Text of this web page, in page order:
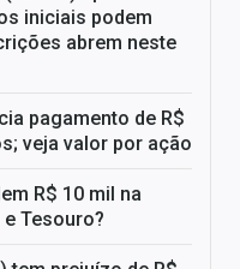
iniciais podem
abrem neste
pagamento de R$
veja valor por ação
R$ 10 mil na
e Tesouro?